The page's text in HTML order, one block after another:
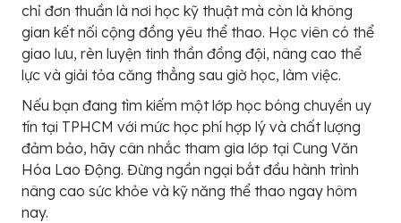
chỉ đơn thuần là nơi học kỹ thuật mà còn là không
gian kết nối cộng đồng yêu thể thao. Học viên có thể
giao lưu, rèn luyện tinh thần đồng đội, nâng cao thể
lực và giải tỏa căng thẳng sau giờ học, làm việc.
Nếu bạn đang tìm kiếm một lớp học bóng chuyền uy
tín tại TPHCM với mức học phí hợp lý và chất lượng
đảm bảo, hãy cân nhắc tham gia lớp tại Cung Văn
Hóa Lao Động. Đừng ngần ngại bắt đầu hành trình
nâng cao sức khỏe và kỹ năng thể thao ngay hôm
nay.